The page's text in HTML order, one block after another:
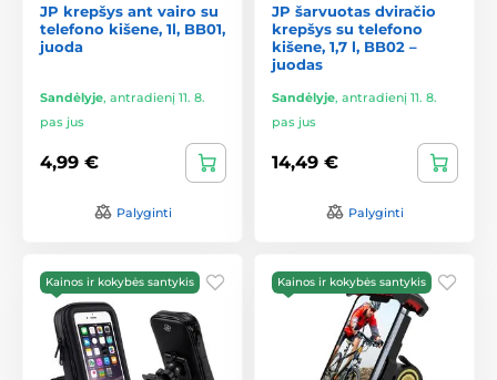
JP krepšys ant vairo su
telefono kišene, 1l, BB01,
juoda
Sandėlyje, antradienį 11. 8.
pas jus
4,99 €
Palyginti
JP šarvuotas dviračio
krepšys su telefono
kišene, 1,7 l, BB02 –
juodas
Sandėlyje, antradienį 11. 8.
pas jus
14,49 €
Palyginti
Kainos ir kokybės santykis Kainos ir kokybės santykis